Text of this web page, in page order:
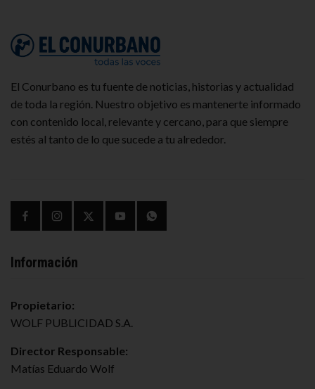
El Conurbano es tu fuente de noticias, historias y actualidad
de toda la región. Nuestro objetivo es mantenerte informado
con contenido local, relevante y cercano, para que siempre
estés al tanto de lo que sucede a tu alrededor.
Información
Propietario:
WOLF PUBLICIDAD S.A.
Director Responsable:
Matías Eduardo Wolf